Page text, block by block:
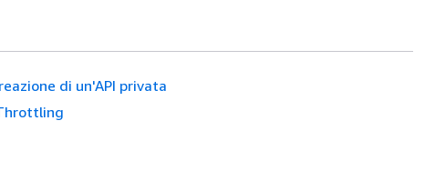
di un'API privata